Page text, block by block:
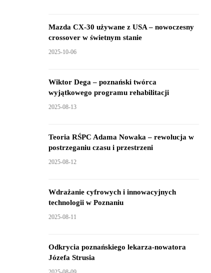
Mazda CX-30 używane z USA – nowoczesny
crossover w świetnym stanie
2025-10-06
Wiktor Dega – poznański twórca
wyjątkowego programu rehabilitacji
2025-08-13
Teoria RŚPC Adama Nowaka – rewolucja w
postrzeganiu czasu i przestrzeni
2025-08-12
Wdrażanie cyfrowych i innowacyjnych
technologii w Poznaniu
2025-08-11
Odkrycia poznańskiego lekarza-nowatora
Józefa Strusia